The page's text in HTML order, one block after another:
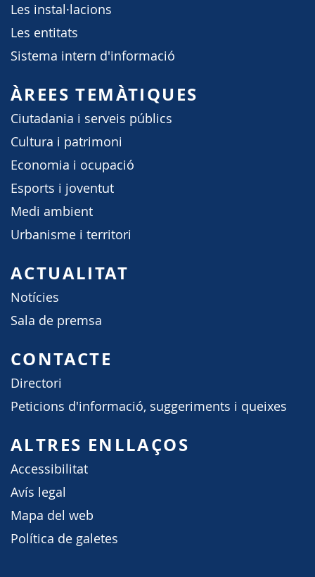
Les instal·lacions
Les entitats
Sistema intern d'informació
ÀREES TEMÀTIQUES
Ciutadania i serveis públics
Cultura i patrimoni
Economia i ocupació
Esports i joventut
Medi ambient
Urbanisme i territori
ACTUALITAT
Notícies
Sala de premsa
CONTACTE
Directori
Peticions d'informació, suggeriments i queixes
ALTRES ENLLAÇOS
Accessibilitat
Avís legal
Mapa del web
Política de galetes